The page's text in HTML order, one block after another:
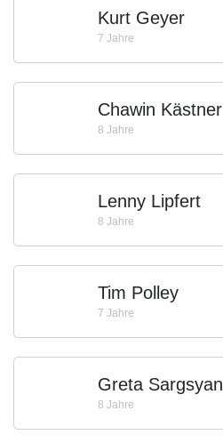
Kurt Geyer
7 Jahre
Chawin Kästner
8 Jahre
Lenny Lipfert
8 Jahre
Tim Polley
7 Jahre
Greta Sargsyan
8 Jahre